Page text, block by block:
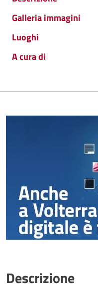
Galleria immagini
Luoghi
A cura di
Descrizione